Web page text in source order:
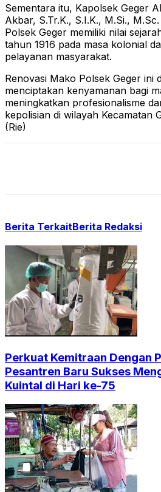
Sementara itu, Kapolsek Geger
Akbar, S.Tr.K., S.I.K., M.Si.,
Polsek Geger memiliki nilai
tahun 1916 pada masa kolonial
pelayanan masyarakat.
Renovasi Mako Polsek Geger ini
menciptakan kenyamanan bagi
meningkatkan profesionalisme
kepolisian di wilayah Kecamatan
(Rie)
Berita TerkaitBerita Redaksi
Perkuat Kemitraan Dengan
Pesantren Baru Sukses
Kuintal di Hari ke-75